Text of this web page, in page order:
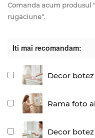
Comanda acum produsul
rugaciune".
Iti mai recomandam:
Decor
Rama foto
Decor